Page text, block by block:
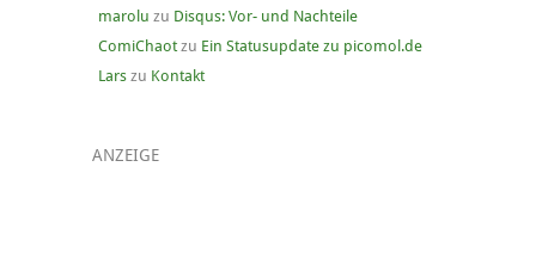
marolu zu Disqus: Vor- und Nachteile
ComiChaotzu Ein Statusupdate zu picomol.de
Larszu Kontakt
ANZEIGE